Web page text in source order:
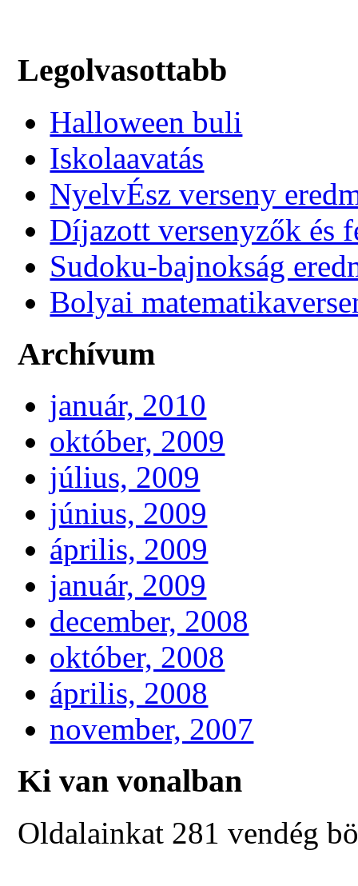
Legolvasottabb
Halloween buli
Iskolaavatás
NyelvÉsz verseny
Díjazott versenyzők és
Sudoku-bajnokság
Bolyai
Archívum
január, 2010
október, 2009
július, 2009
június, 2009
április, 2009
január, 2009
december, 2008
október, 2008
április, 2008
november, 2007
Ki van vonalban
Oldalainkat 281 vendég